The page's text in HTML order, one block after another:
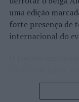
uma edição
forte presença de
internacional do
de um lugar no
abertura contou